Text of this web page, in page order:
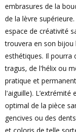
embrasures de la
de la lèvre
espace de créativité
trouvera en son bijou
esthétiques. Il pourra
tragus, de l'hélix ou
pratique et
l'aiguille).
optimal de la pièce
gencives ou des